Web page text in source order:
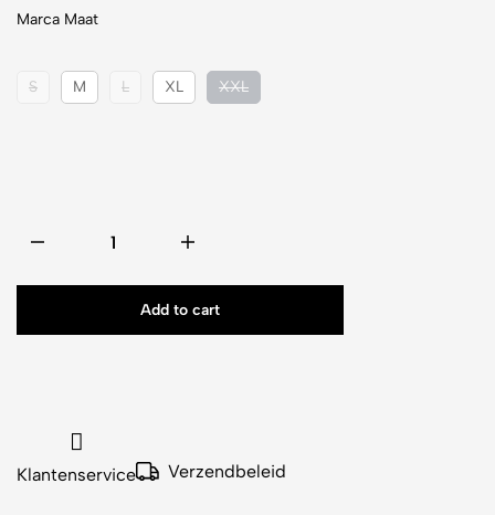
Marca Maat
S M L XL XXL
Add to cart
Klantenservice Verzendbeleid